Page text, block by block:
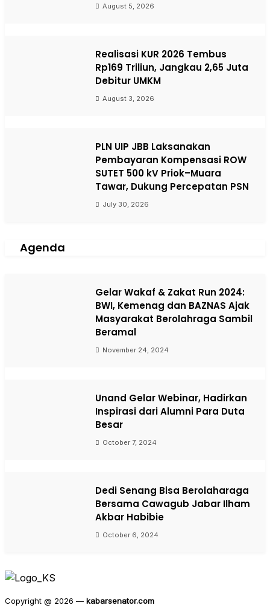
August 5, 2026
Realisasi KUR 2026 Tembus
Rp169 Triliun, Jangkau 2,65 Juta
Debitur UMKM
August 3, 2026
PLN UIP JBB Laksanakan
Pembayaran Kompensasi ROW
SUTET 500 kV Priok–Muara
Tawar, Dukung Percepatan PSN
July 30, 2026
Agenda
Gelar Wakaf & Zakat Run 2024:
BWI, Kemenag dan BAZNAS Ajak
Masyarakat Berolahraga Sambil
Beramal
November 24, 2024
Unand Gelar Webinar, Hadirkan
Inspirasi dari Alumni Para Duta
Besar
October 7, 2024
Dedi Senang Bisa Berolaharaga
Bersama Cawagub Jabar Ilham
Akbar Habibie
October 6, 2024
Copyright @ 2026 — kabarsenator.com